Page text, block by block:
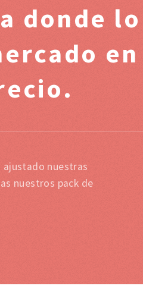
donde lo
en
nuestras
nuestros pack de